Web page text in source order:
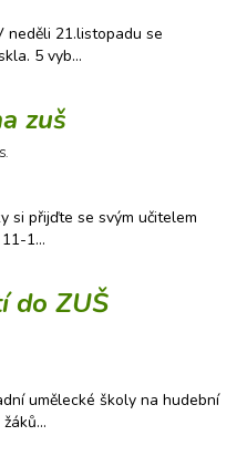
neděli 21.listopadu se
5 vyb…
zuš
si přijďte se svým učitelem
1…
do ZUŠ
umělecké školy na hudební